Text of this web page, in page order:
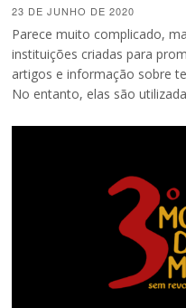
23 DE JUNHO DE 2020
Parece muito complicado,
instituições criadas para
artigos e informação sobre
No entanto, elas são